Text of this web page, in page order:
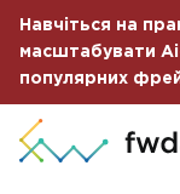
Навчіться на
масштабувати
популярних